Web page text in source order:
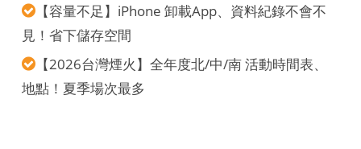
【容量不足】iPhone 卸載App、資料紀錄不會不
見！省下儲存空間
【2026台灣煙火】全年度北/中/南 活動時間表、
地點！夏季場次最多